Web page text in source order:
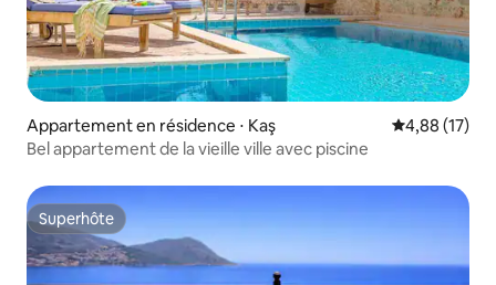
Appartement en résidence ⋅ Kaş Évaluation
4,88 (17)
Bel appartement de la vieille ville avec piscine
Superhôte
Superhôte